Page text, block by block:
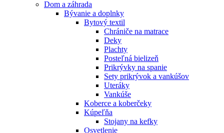
Dom a záhrada
Bývanie a doplnky
Bytový textil
Chrániče na matrace
Deky
Plachty
Posteľná bielizeň
Prikrývky na spanie
Sety prikrývok a vankúšov
Uteráky
Vankúše
Koberce a koberčeky
Kúpeľňa
Stojany na kefky
Osvetlenie